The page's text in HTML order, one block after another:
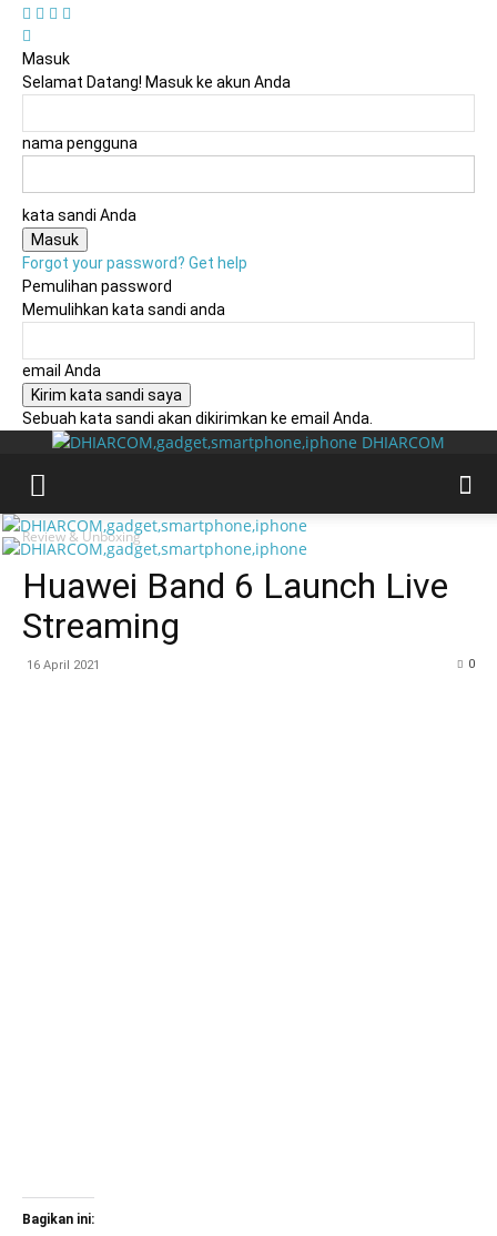
Masuk
Selamat Datang! Masuk ke akun Anda
nama pengguna
kata sandi Anda
Forgot your password? Get help
Pemulihan password
Memulihkan kata sandi anda
email Anda
Sebuah kata sandi akan dikirimkan ke email Anda.
DHIARCOM
Review & Unboxing
Huawei Band 6 Launch Live
Streaming
16 April 2021 0
Bagikan ini: